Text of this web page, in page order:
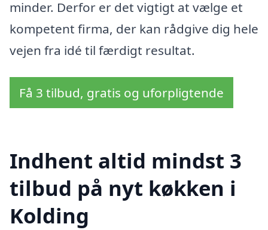
minder. Derfor er det vigtigt at vælge et
kompetent firma, der kan rådgive dig hele
vejen fra idé til færdigt resultat.
Få 3 tilbud, gratis og uforpligtende
Indhent altid mindst 3
tilbud på nyt køkken i
Kolding